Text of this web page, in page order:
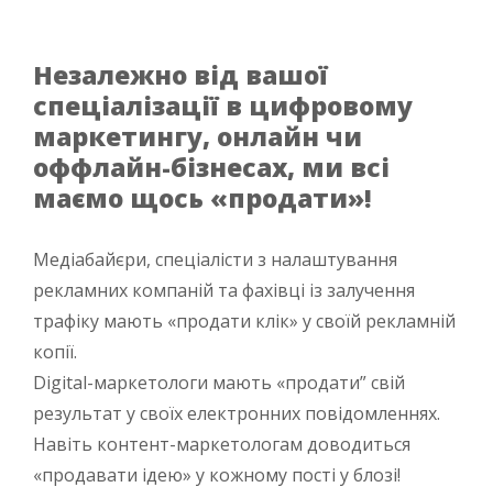
Незалежно від вашої
спеціалізації в цифровому
маркетингу, онлайн чи
оффлайн-бізнесах, ми всі
маємо щось «продати»!
Медіабайєри, спеціалісти з налаштування
рекламних компаній та фахівці із залучення
трафіку мають «продати клік» у своїй рекламній
копії.
Digital-маркетологи мають «продати” свій
результат у своїх електронних повідомленнях.
Навіть контент-маркетологам доводиться
«продавати ідею» у кожному пості у блозі!